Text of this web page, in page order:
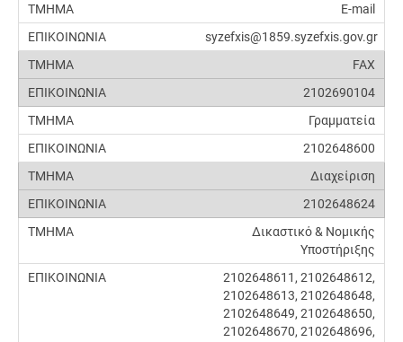
E-mail
syzefxis@1859.syzefxis.gov.gr
FAX
2102690104
Γραμματεία
2102648600
Διαχείριση
2102648624
Δικαστικό & Νομικής
Υποστήριξης
2102648611, 2102648612,
2102648613, 2102648648,
2102648649, 2102648650,
2102648670, 2102648696,